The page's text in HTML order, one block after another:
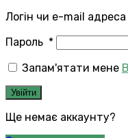
Логін чи e-mail адреса
Пароль *
Запам'ятати мене
Увійти
Ще немає аккаунту?